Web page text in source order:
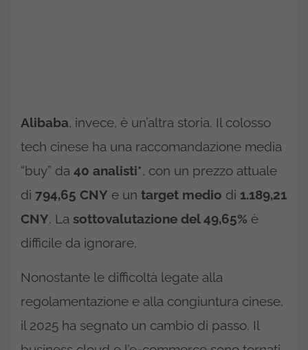
Alibaba, invece, è un’altra storia. Il colosso
tech cinese ha una raccomandazione media
“buy” da 40 analisti*, con un prezzo attuale
di 794,65 CNY e un target medio di 1.189,21
CNY. La sottovalutazione del 49,65% è
difficile da ignorare.
Nonostante le difficoltà legate alla
regolamentazione e alla congiuntura cinese,
il 2025 ha segnato un cambio di passo. Il